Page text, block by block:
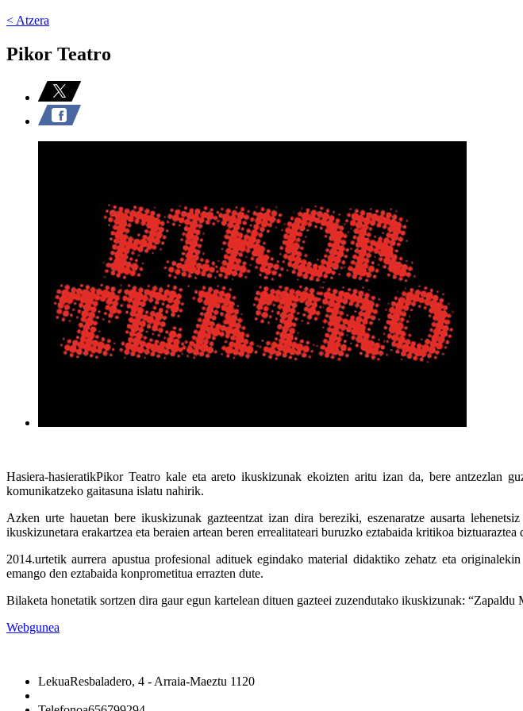
< Atzera
Pikor Teatro
Hasiera-hasieratikPikor Teatro kale eta areto ikuskizunak ekoizten aritu izan da, bere antzezlan
komunikatzeko gaitasuna islatu nahirik.
Azken urte hauetan bere ikuskizunak gazteentzat izan dira bereziki, eszenaratze ausarta
ikuskizunetara erakartzea eta beraien artean beren errealitateari buruzko eztabaida kritikoa
2014.urtetik aurrera apustua profesional adituek egindako material didaktiko zehatz eta
emango den eztabaida konprometitua errazten dute.
Bilaketa honetatik sortzen dira gaur egun kartelean dituen gazteei zuzendutako ikuskizunak:
Webgunea
LekuaResbaladero, 4 - Arraia-Maeztu 1120